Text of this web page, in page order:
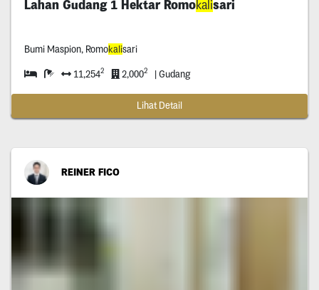
Lahan Gudang 1 Hektar Romokalisari
Bumi Maspion, Romokalisari
11,2542 2,0002 | Gudang
Lihat Detail
REINER FICO